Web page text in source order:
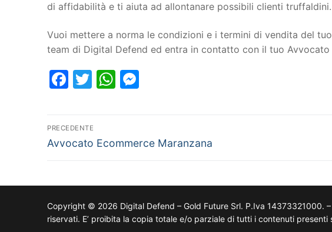
di affidabilità e ti aiuta ad allontanare possibili clienti truffaldini.
Vuoi mettere a norma le condizioni e i termini di vendita del
team di Digital Defend ed entra in contatto con il tuo Avvocato
Facebook
TwitterWhatsApp
PRECEDENTE
Avvocato Ecommerce Maranzana
Copyright © 2026 Digital Defend – Gold Future Srl. P.Iva 14373321000.
riservati. E’ proibita la copia totale e/o parziale di tutti i contenuti presenti